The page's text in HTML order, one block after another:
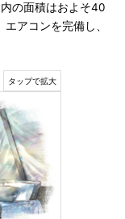
の面積はおよそ40
アコンを完備し、